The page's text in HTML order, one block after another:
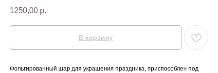
1250,00 р.
В корзину
Фольгированный шар для украшения праздника, приспособлен под